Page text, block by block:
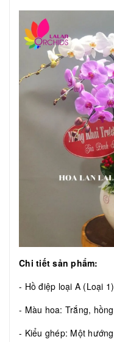
Chi tiết sản phẩm:
- Hồ điệp loại A (Loại 1)
- Màu hoa: Trắng, hồng
- Kiểu ghép: Một hướng